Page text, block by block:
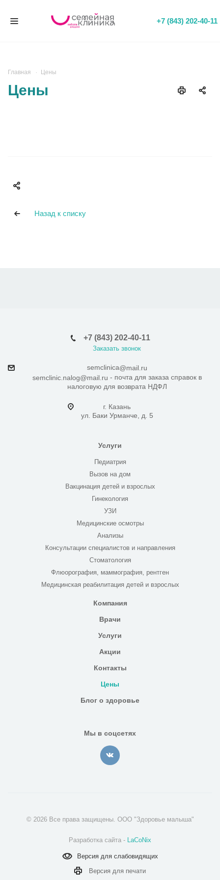
+7 (843) 202-40-11
Главная Цены
Цены
Назад к списку
+7 (843) 202-40-11
Заказать звонок
semclinica@mail.ru
semclinic.nalog@mail.ru - почта для заказа справок в
налоговую для возврата НДФЛ
г. Казань
ул. Баки Урманче, д. 5
Услуги
Педиатрия
Вызов на дом
Вакцинация детей и взрослых
Гинекология
УЗИ
Медицинские осмотры
Анализы
Консультации специалистов и направления
Стоматология
Флюорография, маммография, рентген
Медицинская реабилитация детей и взрослых
Компания
Врачи
Услуги
Акции
Контакты
Цены
Блог о здоровье
Мы в соцсетях
© 2026 Все права защищены. ООО "Здоровье малыша"
Разработка сайта - LaCoNix
Версия дляслабовидящих
Версия для печати